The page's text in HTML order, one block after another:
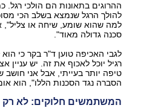
ההרוגים בתאונות הם הולכי רגל.
להולך הרגל שנמצא בשלב הכי
למה שהוא שומע, שיחה או צליל",
סכנה גדולה מאוד".
לגבי האכיפה טוען ד"ר בקר כי
רגיל יוכל לאכוף את זה. יש עניין
טיפה יותר בעייתי, אבל אני
הסברה נגד הסכנות הללו", הוא
המשתמשים חלוקים: לא רק